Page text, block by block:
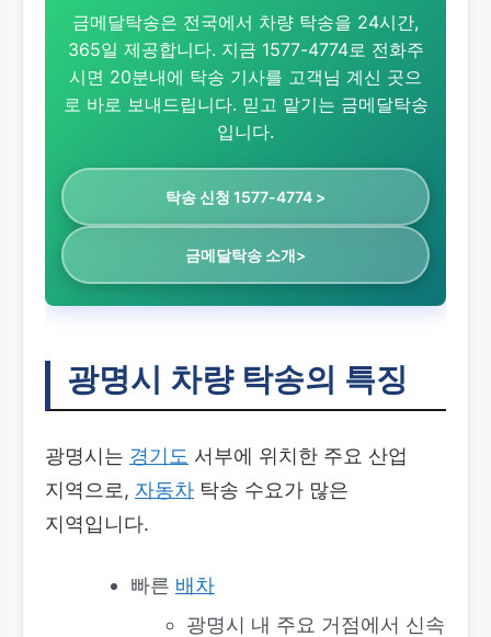
금메달탁송은 전국에서 차량 탁송을 24시간,
365일 제공합니다. 지금 1577-4774로 전화주
시면 20분내에 탁송 기사를 고객님 계신 곳으
로 바로 보내드립니다. 믿고 맡기는 금메달탁송
입니다.
탁송 신청 1577-4774 >
금메달탁송 소개>
광명시 차량 탁송의 특징
광명시는 경기도 서부에 위치한 주요 산업
지역으로, 자동차 탁송 수요가 많은
지역입니다.
빠른 배차
광명시 내 주요 거점에서 신속